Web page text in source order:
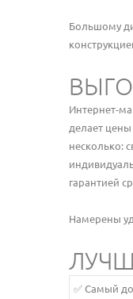
Большому
Интернет-
делает
несколько:
гарантией
Намерены
✅ Самый